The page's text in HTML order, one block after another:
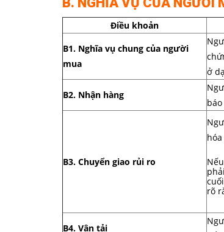
Điều khoản
B1. Nghĩa vụ chung của người
mua
ở
B2. Nhận hàng
B3. Chuyển giao rủi ro
rõ
B4. Vận tải